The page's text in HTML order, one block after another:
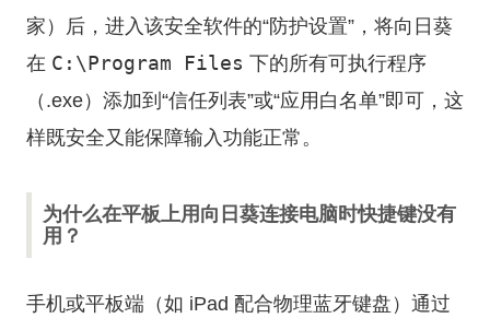
家）后，进入该安全软件的“防护设置”，将向日葵
在 C:\Program Files 下的所有可执行程序
（.exe）添加到“信任列表”或“应用白名单”即可，这
样既安全又能保障输入功能正常。
为什么在平板上用向日葵连接电脑时快捷键没有
用？
手机或平板端（如 iPad 配合物理蓝牙键盘）通过